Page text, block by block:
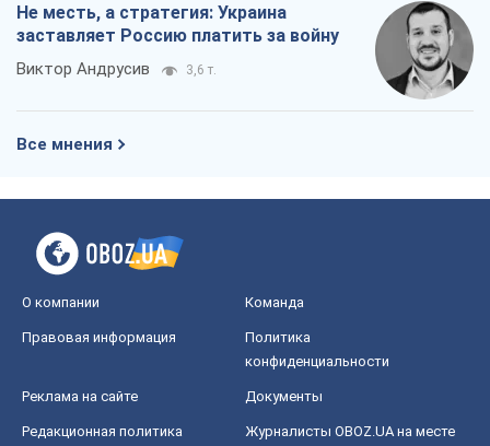
Не месть, а стратегия: Украина
заставляет Россию платить за войну
Виктор Андрусив 3,6 т.
Все мнения
О компании Команда
Правовая информация
Политика
конфиденциальности
Реклама на сайте Документы
Редакционная политика
Журналисты OBOZ.UA на месте